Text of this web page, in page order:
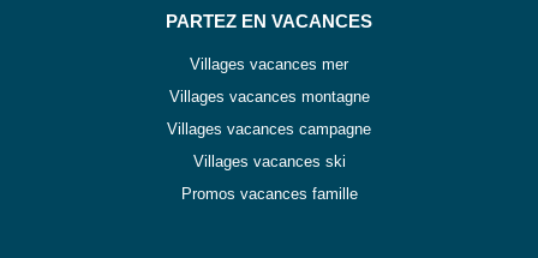
PARTEZ EN VACANCES
Villages vacances mer
Villages vacances montagne
Villages vacances campagne
Villages vacances ski
Promos vacances famille